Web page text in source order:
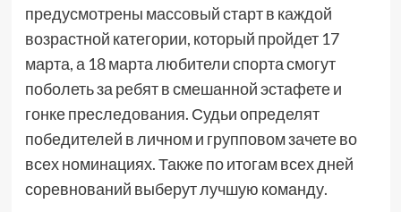
предусмотрены массовый старт в каждой
возрастной категории, который пройдет 17
марта, а 18 марта любители спорта смогут
поболеть за ребят в смешанной эстафете и
гонке преследования. Судьи определят
победителей в личном и групповом зачете во
всех номинациях. Также по итогам всех дней
соревнований выберут лучшую команду.